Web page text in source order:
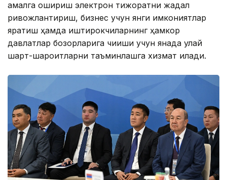
амалга ошириш электрон тижоратни жадал
ривожлантириш, бизнес учун янги имкониятлар
яратиш ҳамда иштирокчиларнинг ҳамкор
давлатлар бозорларига чиқиши учун янада қулай
шарт-шароитларни таъминлашга хизмат қилади.